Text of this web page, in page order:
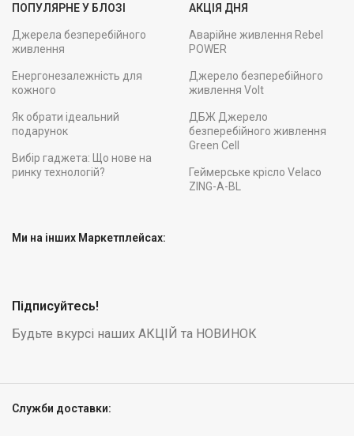
ПОПУЛЯРНЕ У БЛОЗІ
Джерела безперебійного
живлення
Енергонезалежність для
кожного
Як обрати ідеальний
подарунок
Вибір гаджета: Що нове на
ринку технологій?
АКЦІЯ ДНЯ
Аварійне живлення Rebel
POWER
Джерело безперебійного
живлення Volt
ДБЖ Джерело
безперебійного живлення
Green Cell
Геймерське крісло Velaco
ZING-A-BL
Ми на інших Маркетплейсах:
Підписуйтесь!
Будьте вкурсі наших АКЦІЙ та НОВИНОК
Служби доставки: